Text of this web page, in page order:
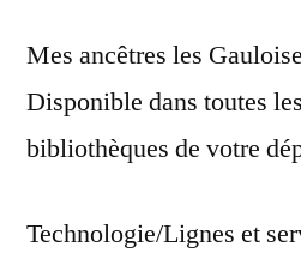
Mes ancêtres les
Disponible dans toutes
bibliothèques de votre
Technologie/Lignes et